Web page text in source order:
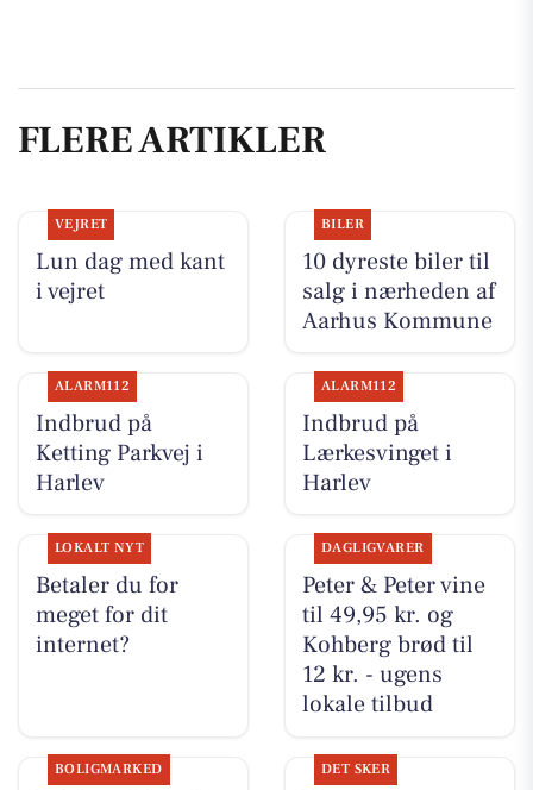
FLERE ARTIKLER
VEJRET
Lun dag med kant
i vejret
BILER
10 dyreste biler til
salg i nærheden af
Aarhus Kommune
ALARM112
Indbrud på
Ketting Parkvej i
Harlev
ALARM112
Indbrud på
Lærkesvinget i
Harlev
LOKALT NYT
Betaler du for
meget for dit
internet?
DAGLIGVARER
Peter & Peter vine
til 49,95 kr. og
Kohberg brød til
12 kr. - ugens
lokale tilbud
BOLIGMARKED DET SKER